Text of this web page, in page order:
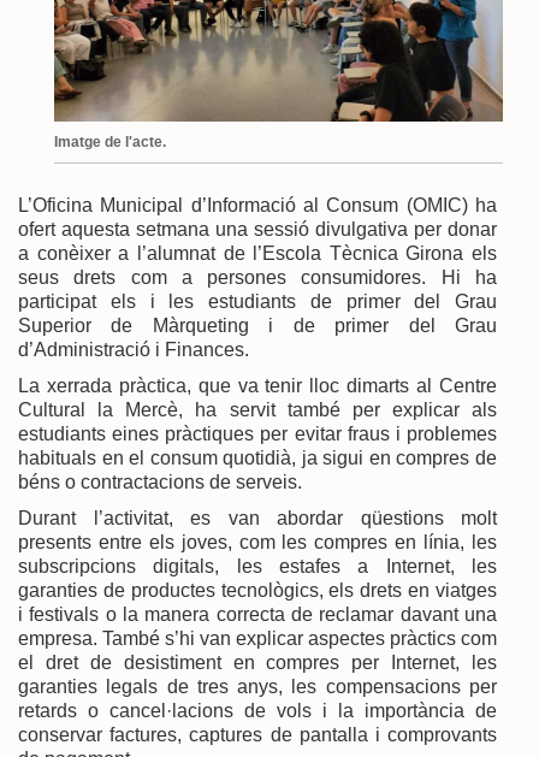
Imatge de l'acte.
L’Oficina Municipal d’Informació al Consum (OMIC) ha
ofert aquesta setmana una sessió divulgativa per donar
a conèixer a l’alumnat de l’Escola Tècnica Girona els
seus drets com a persones consumidores. Hi ha
participat els i les estudiants de primer del Grau
Superior de Màrqueting i de primer del Grau
d’Administració i Finances.
La xerrada pràctica, que va tenir lloc dimarts al Centre
Cultural la Mercè, ha servit també per explicar als
estudiants eines pràctiques per evitar fraus i problemes
habituals en el consum quotidià, ja sigui en compres de
béns o contractacions de serveis.
Durant l’activitat, es van abordar qüestions molt
presents entre els joves, com les compres en línia, les
subscripcions digitals, les estafes a Internet, les
garanties de productes tecnològics, els drets en viatges
i festivals o la manera correcta de reclamar davant una
empresa. També s’hi van explicar aspectes pràctics com
el dret de desistiment en compres per Internet, les
garanties legals de tres anys, les compensacions per
retards o cancel·lacions de vols i la importància de
conservar factures, captures de pantalla i comprovants